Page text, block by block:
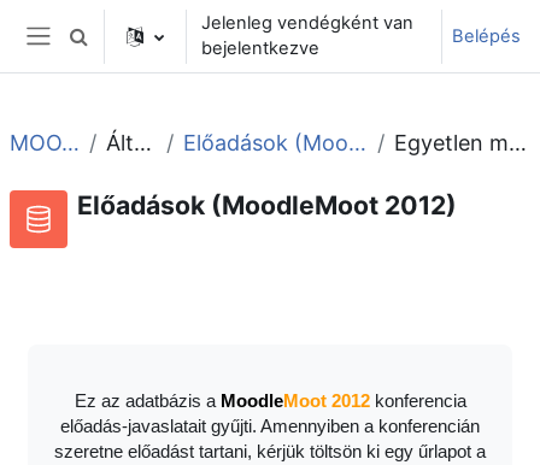
Tovább a fő tartalomhoz
Oldalpanel
Keresési bemeneti adatok váltása
Jelenleg vendégként van
bejelentkezve
Belépés
MOOT2012 Általános Előadások (MoodleMoot 2012) Egyetlen megtekintése
Előadások (MoodleMoot 2012)
Ez az adatbázis a MoodleMoot 2012konferencia
előadás-javaslatait gyűjti. Amennyiben a konferencián
szeretne előadást tartani, kérjük töltsön ki egy űrlapot a